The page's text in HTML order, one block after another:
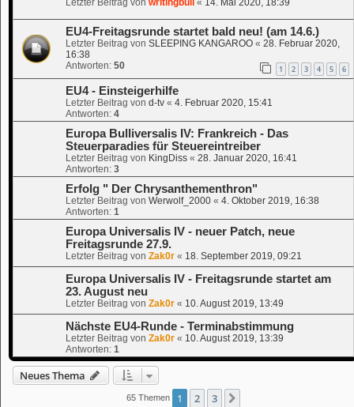
EU4-Freitagsrunde startet bald neu! (am 14.6.)
Letzter Beitrag von SLEEPING KANGAROO « 28. Februar 2020,
16:38
Antworten: 50 1 2 3 4 5 6
EU4 - Einsteigerhilfe
Letzter Beitrag von d-tv « 4. Februar 2020, 15:41
Antworten: 4
Europa Bulliversalis IV: Frankreich - Das
Steuerparadies für Steuereintreiber
Letzter Beitrag von KingDiss « 28. Januar 2020, 16:41
Antworten: 3
Erfolg " Der Chrysanthementhron"
Letzter Beitrag von Werwolf_2000 « 4. Oktober 2019, 16:38
Antworten: 1
Europa Universalis IV - neuer Patch, neue
Freitagsrunde 27.9.
Letzter Beitrag von Zak0r « 18. September 2019, 09:21
Europa Universalis IV - Freitagsrunde startet am
23. August neu
Letzter Beitrag von Zak0r « 10. August 2019, 13:49
Nächste EU4-Runde - Terminabstimmung
Letzter Beitrag von Zak0r « 10. August 2019, 13:39
Antworten: 1
Neues Thema
65 Themen 1 2 3